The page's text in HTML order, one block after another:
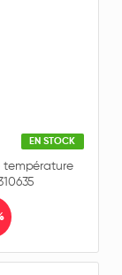
EN STOCK
température